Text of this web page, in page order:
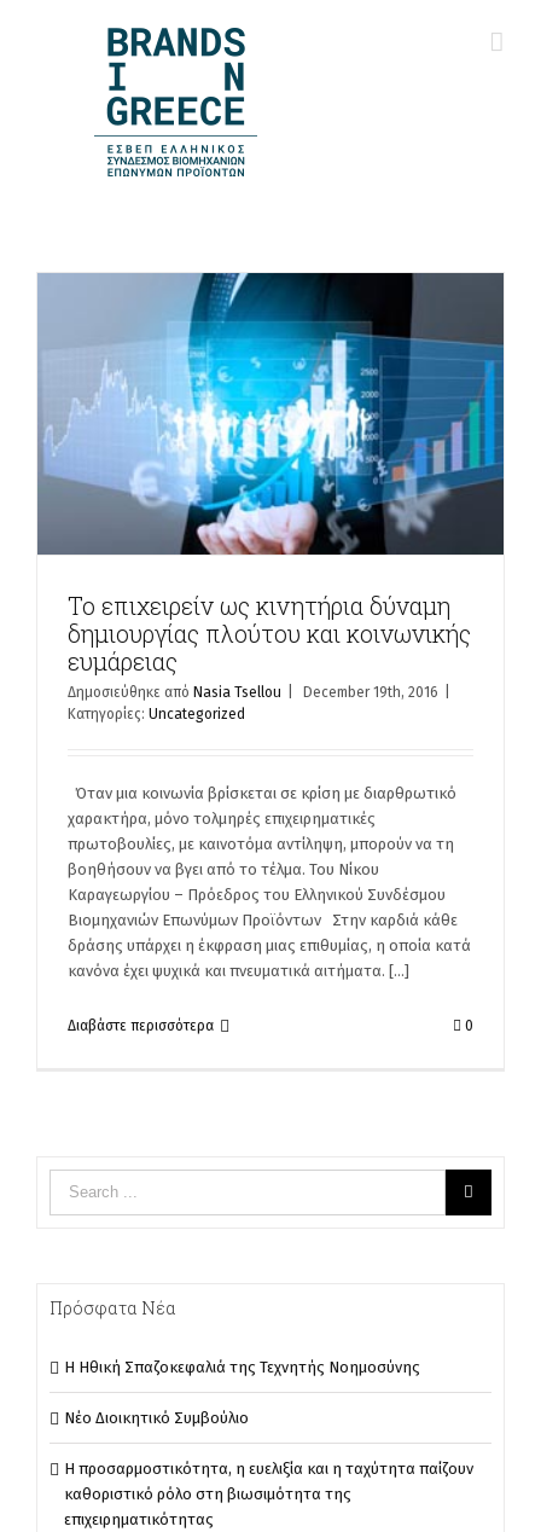
Το επιχειρείν ως κινητήρια δύναμη
δημιουργίας πλούτου και κοινωνικής
ευμάρειας
Δημοσιεύθηκε από Nasia Tsellou December 19th, 2016
Κατηγορίες: Uncategorized
Όταν μια κοινωνία βρίσκεται σε κρίση με διαρθρωτικό
χαρακτήρα, μόνο τολμηρές επιχειρηματικές
πρωτοβουλίες, με καινοτόμα αντίληψη, μπορούν να τη
βοηθήσουν να βγει από το τέλμα. Του Νίκου
Καραγεωργίου – Πρόεδρος του Ελληνικού Συνδέσμου
Βιομηχανιών Επωνύμων Προϊόντων Στην καρδιά κάθε
δράσης υπάρχει η έκφραση μιας επιθυμίας, η οποία κατά
κανόνα έχει ψυχικά και πνευματικά αιτήματα. [...]
Διαβάστε περισσότερα 0
Πρόσφατα Νέα
Η Ηθική Σπαζοκεφαλιά της Τεχνητής Νοημοσύνης
Νέο Διοικητικό Συμβούλιο
Η προσαρμοστικότητα, η ευελιξία και η ταχύτητα παίζουν
καθοριστικό ρόλο στη βιωσιμότητα της
επιχειρηματικότητας